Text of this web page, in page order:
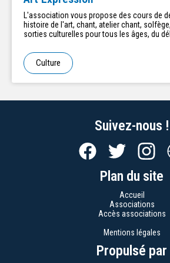
L'association vous propose des cours de
histoire de l'art, chant, atelier chant,
sorties culturelles pour tous les âges, du
Culture
Suivez-nous !
Plan du site
Accueil
Associations
Accès associations
Mentions légales
Propulsé par